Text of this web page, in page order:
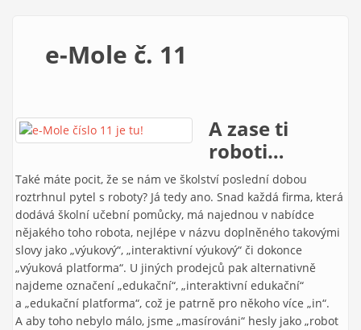
e-Mole č. 11
A zase ti
roboti…
Také máte pocit, že se nám ve školství poslední dobou
roztrhnul pytel s roboty? Já tedy ano. Snad každá firma, která
dodává školní učební pomůcky, má najednou v nabídce
nějakého toho robota, nejlépe v názvu doplněného takovými
slovy jako „výukový“, „interaktivní výukový“ či dokonce
„výuková platforma“. U jiných prodejců pak alternativně
najdeme označení „edukační“, „interaktivní edukační“
a „edukační platforma“, což je patrně pro někoho více „in“.
A aby toho nebylo málo, jsme „masírováni“ hesly jako „robot